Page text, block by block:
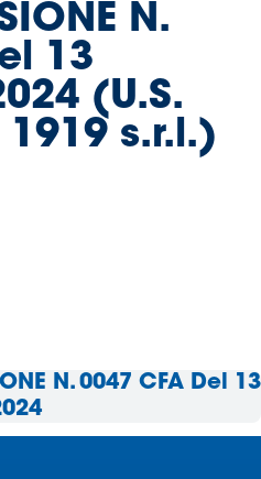
N.
13
(U.S.
s.r.l.)
N. 0047 CFA Del 13